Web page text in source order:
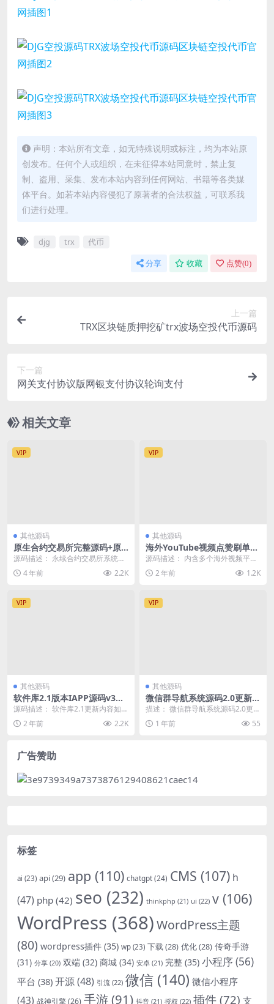
声明：本站所有文章，如无特殊说明或标注，均为本站原
创发布。任何个人或组织，在未征得本站同意时，禁止复
制、盗用、采集、发布本站内容到任何网站、书籍等各类媒
体平台。如若本站内容侵犯了原著者的合法权益，可联系我
们进行处理。
djg trx 代币
分享 收藏 点赞(0)
上一篇
TRX区块链质押挖矿trx波场空投代币源码
下一篇
网关支付协议版网银支付协议轮询支付
相关文章
VIP
其他源码
原生合约交易所完整源码+原
生安卓源码+IOS端源码+币币+
OTC承兑商+永续合约
源码描述： 永续合约交易所系统源
码。对接火币网的数据，行情 K 线
交易对都是火币...
4 年前 2.2K
VIP
其他源码
海外YouTube视频点赞刷单悬
赏任务投资理财源码/tiktok
国际版刷单理财
源码描述： 内含多个海外视频平台
点赞悬赏任务，跟之前发布的那些
系统玩法都是差不多...
2 年前 1.2K
VIP
其他源码
软件库2.1版本IAPP源码v3
+配置教程
源码描述： 软件库2.1更新内容如
下： 1、数据密钥配置方式上线，
此版本后无需其...
2 年前 2.2K
VIP
其他源码
微信群导航系统源码2.0更新版
全开源 带后台 精准获客神器
描述： 微信群导航系统源码2.0更新
版 全开源 带后台 精准获客神器 带A
PI ...1 年前 55
广告赞助
标签
ai (23) api(29) app (110) chatgpt(24) CMS (107) h
(47) php (42) seo (232) thinkphp (21) ui (22) v (106)
WordPress (368)WordPress主题
(80) wordpress插件 (35) wp (23) 下载(28) 优化(28) 传奇手游
(31) 分享 (20) 双端 (32) 商城 (34) 安卓 (21) 完整 (35) 小程序(56)
平台 (38) 开源(48) 引流 (22) 微信 (140) 微信小程序
(43) 战神引擎(26) 手游(91) 抖音 (21) 授权 (22) 插件 (72) 支